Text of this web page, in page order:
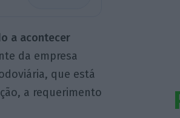
a acontecer
da empresa
que está
a requerimento